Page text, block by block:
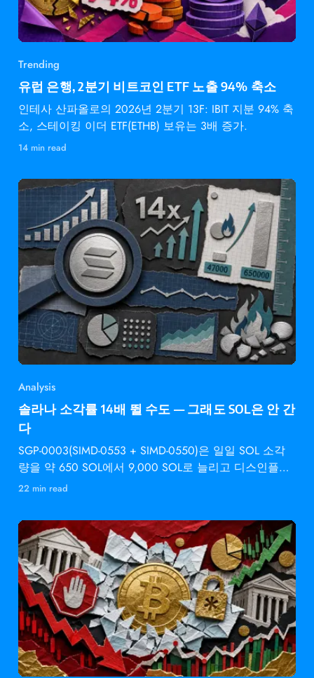
Trending
유럽 은행, 2분기 비트코인 ETF 노출 94% 축소
인테사 산파올로의 2026년 2분기 13F: IBIT 지분 94% 축
소, 스테이킹 이더 ETF(ETHB) 보유는 3배 증가.
14 min read
Analysis
솔라나 소각률 14배 뛸 수도 — 그래도 SOL은 안 간
다
SGP-0003(SIMD-0553 + SIMD-0550)은 일일 SOL 소각
량을 약 650 SOL에서 9,000 SOL로 늘리고 디스인플레
이션 속도를 2배로 높입니다 —
22 min read